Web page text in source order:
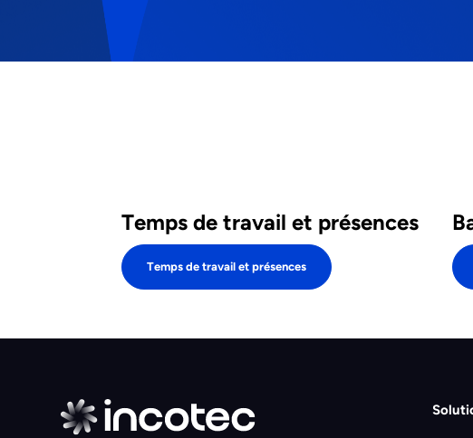
Temps de travail et présences
Temps de travail et présences